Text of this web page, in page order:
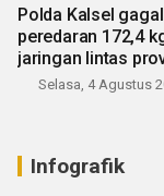
Polda Kalsel
peredaran 172,4
jaringan lintas
Selasa, 4 Agustus
Infografik